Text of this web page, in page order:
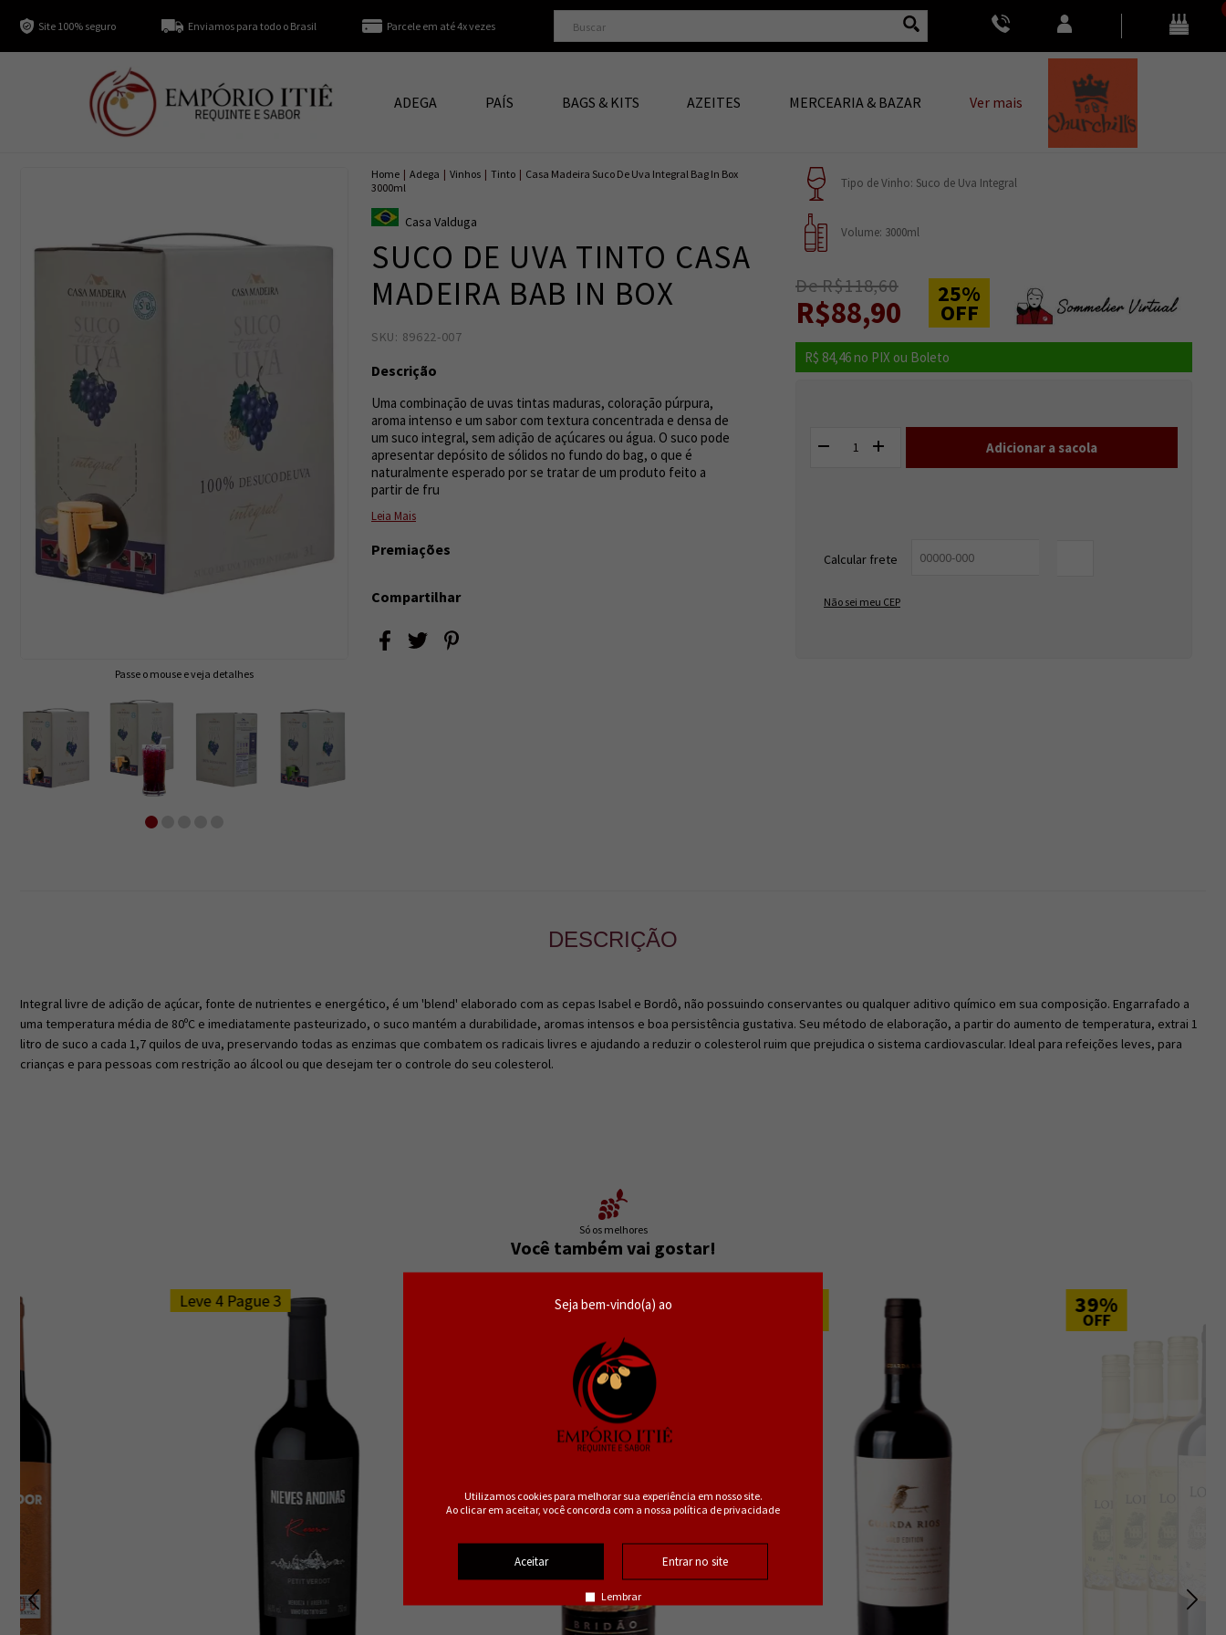
Site 100% seguro Enviamos para todo o Brasil Parcele em até 4x vezes
ADEGA PAÍS BAGS & KITS AZEITES MERCEARIA & BAZAR Ver mais
Seja bem-vindo(a) ao
Utilizamos cookies para melhorar sua experiência em nosso site.
Ao clicar em aceitar, você concorda com a nossa política de privacidade
Aceitar Entrar no site
Lembrar
Passe o mouse e veja detalhes
Home | Adega | Vinhos | Tinto | Casa Madeira Suco De Uva Integral Bag In Box
3000ml
Casa Valduga
SUCO DE UVA TINTO CASA
MADEIRA BAB IN BOX
SKU: 89622-007
Descrição
Uma combinação de uvas tintas maduras, coloração púrpura,
aroma intenso e um sabor com textura concentrada e densa de
um suco integral, sem adição de açúcares ou água. O suco pode
apresentar depósito de sólidos no fundo do bag, o que é
naturalmente esperado por se tratar de um produto feito a
partir de fru
Leia Mais
Premiações
Compartilhar
Tipo de Vinho: Suco de Uva Integral
Volume: 3000ml
De R$118,60
R$88,90 25%
OFF
R$ 84,46 no PIX ou Boleto
Calcular frete
Não sei meu CEP
DESCRIÇÃO
Integral livre de adição de açúcar, fonte de nutrientes e energético, é um 'blend' elaborado com as cepas Isabel e Bordô, não possuindo conservantes ou qualquer aditivo químico em sua composição. Engarrafado a
uma temperatura média de 80ºC e imediatamente pasteurizado, o suco mantém a durabilidade, aromas intensos e boa persistência gustativa. Seu método de elaboração, a partir do aumento de temperatura, extrai 1
litro de suco a cada 1,7 quilos de uva, preservando todas as enzimas que combatem os radicais livres e ajudando a reduzir o colesterol ruim que prejudica o sistema cardiovascular. Ideal para refeições leves, para
crianças e para pessoas com restrição ao álcool ou que desejam ter o controle do seu colesterol.
Só os melhores
Você também vai gostar!
34%